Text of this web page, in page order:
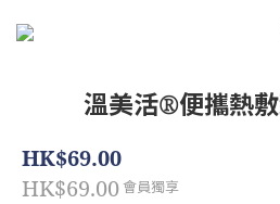
溫美活®️便攜熱
HK$69.00
HK$69.00 會員獨享